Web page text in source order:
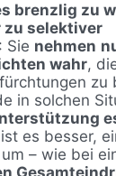
brenzlig zu
zu selektiver
: Sie nehmen
wahr,
zu
in solchen
es besser,
– wie bei